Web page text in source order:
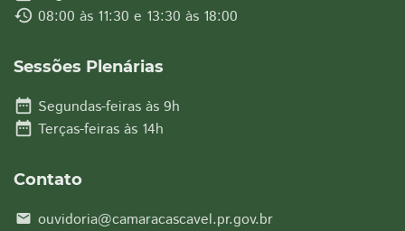
history 08:00 às 11:30 e 13:30 às 18:00
Sessões Plenárias
date_range Segundas-feiras às 9h
date_range Terças-feiras às 14h
Contato
email ouvidoria@camaracascavel.pr.gov.br